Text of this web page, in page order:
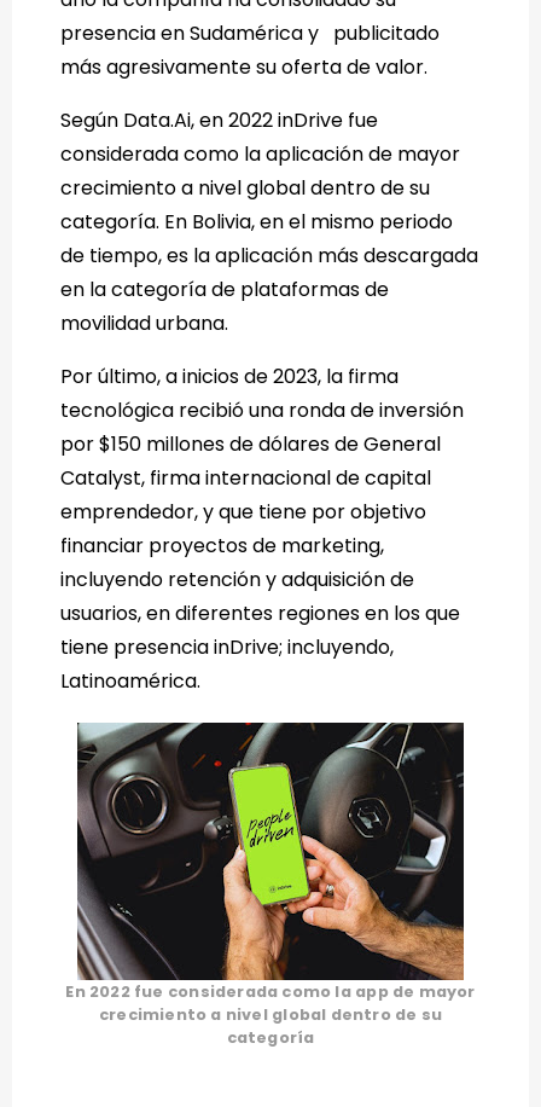
presencia en Sudamérica y publicitado
más agresivamente su oferta de valor.
Según Data.Ai, en 2022 inDrive fue
considerada como la aplicación de mayor
crecimiento a nivel global dentro de su
categoría. En Bolivia, en el mismo periodo
de tiempo, es la aplicación más descargada
en la categoría de plataformas de
movilidad urbana.
Por último, a inicios de 2023, la firma
tecnológica recibió una ronda de inversión
por $150 millones de dólares de General
Catalyst, firma internacional de capital
emprendedor, y que tiene por objetivo
financiar proyectos de marketing,
incluyendo retención y adquisición de
usuarios, en diferentes regiones en los que
tiene presencia inDrive; incluyendo,
Latinoamérica.
En 2022 fue considerada como la app de mayor
crecimiento a nivel global dentro de su
categoría